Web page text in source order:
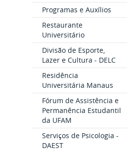
Programas e Auxílios
Restaurante
Universitário
Divisão de Esporte,
Lazer e Cultura - DELC
Residência
Universitária Manaus
Fórum de Assistência e
Permanência Estudantil
da UFAM
Serviços de Psicologia -
DAEST